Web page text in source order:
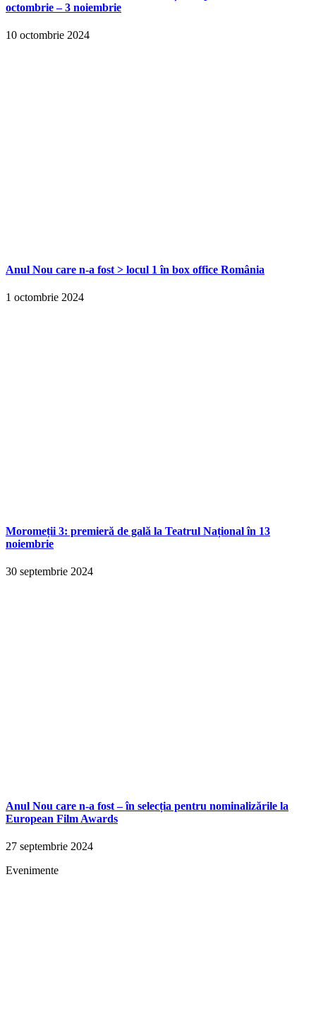
octombrie – 3 noiembrie
10 octombrie 2024
Anul Nou care n-a fost > locul 1 în box office România
1 octombrie 2024
Moromeții 3: premieră de gală la Teatrul Național în 13
noiembrie
30 septembrie 2024
Anul Nou care n-a fost – în selecția pentru nominalizările la
European Film Awards
27 septembrie 2024
Evenimente